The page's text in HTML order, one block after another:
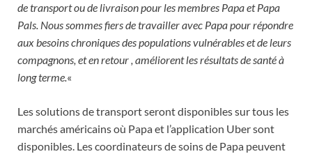
de transport ou de livraison pour les membres Papa et Papa
Pals. Nous sommes fiers de travailler avec Papa pour répondre
aux besoins chroniques des populations vulnérables et de leurs
compagnons, et en retour , améliorent les résultats de santé à
long terme.«
Les solutions de transport seront disponibles sur tous les
marchés américains où Papa et l’application Uber sont
disponibles. Les coordinateurs de soins de Papa peuvent